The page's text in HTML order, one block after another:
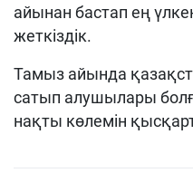
айынан бастап ең
жеткіздік.
Тамыз айында
сатып алушылары
нақты көлемін